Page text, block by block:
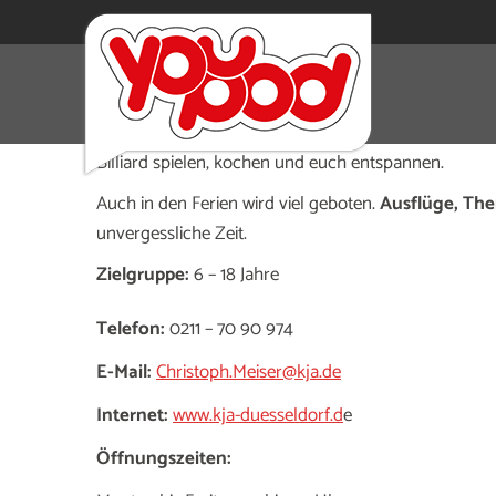
In Düsseldorf gibt es eine große Vielfalt an
trägt einige dieser Orte, so wie die Einrichtung St.
Billiard spielen, kochen und euch entspannen.
Auch in den Ferien wird viel geboten.Ausflüge,
unvergessliche Zeit.
Zielgruppe:6 – 18 Jahre
Telefon:0211 – 70 90 974
E-Mail:Christoph.Meiser@kja.de
Internet:www.kja-duesseldorf.de
Öffnungszeiten: